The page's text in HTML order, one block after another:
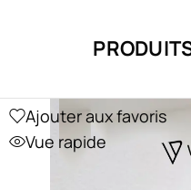
Ajouter aux favoris
Vue rapide